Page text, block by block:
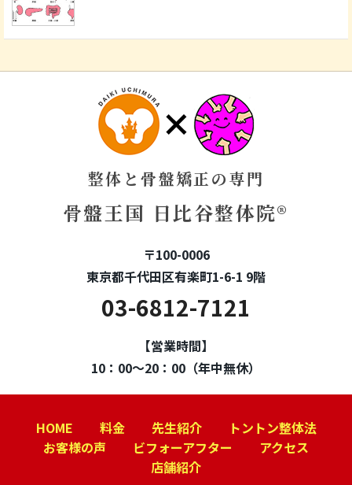
整体と骨盤矯正の専門
骨盤王国 日比谷整体院®
〒100-0006
東京都千代田区有楽町1-6-1 9階
03-6812-7121
【営業時間】
10：00～20：00（年中無休）
HOME 料金 先生紹介
トントン整体法
お客様の声
ビフォーアフター
アクセス
店舗紹介